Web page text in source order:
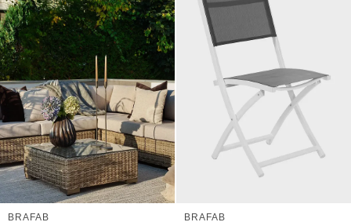
BRAFAB BRAFAB